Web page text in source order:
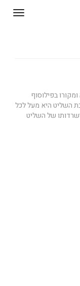
בפילוסוף
הוא שטובת השליט היא מעל לכל
של השליט